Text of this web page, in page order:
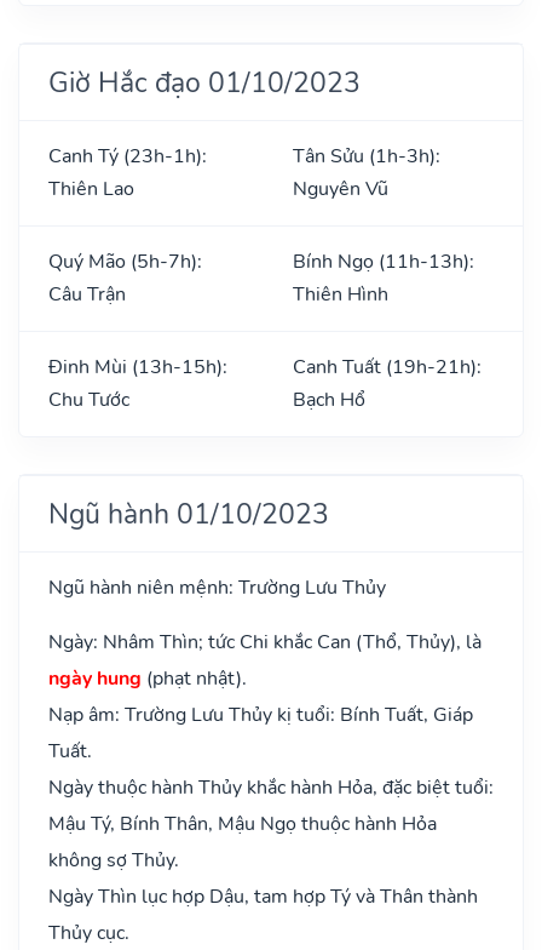
Giờ Hắc đạo 01/10/2023
Canh Tý (23h-1h):
Thiên Lao
Tân Sửu (1h-3h):
Nguyên Vũ
Quý Mão (5h-7h):
Câu Trận
Bính Ngọ (11h-13h):
Thiên Hình
Đinh Mùi (13h-15h):
Chu Tước
Canh Tuất (19h-21h):
Bạch Hổ
Ngũ hành 01/10/2023
Ngũ hành niên mệnh: Trường Lưu Thủy
Ngày: Nhâm Thìn; tức Chi khắc Can (Thổ, Thủy), là
ngày hung (phạt nhật).
Nạp âm: Trường Lưu Thủy kị tuổi: Bính Tuất, Giáp
Tuất.
Ngày thuộc hành Thủy khắc hành Hỏa, đặc biệt tuổi:
Mậu Tý, Bính Thân, Mậu Ngọ thuộc hành Hỏa
không sợ Thủy.
Ngày Thìn lục hợp Dậu, tam hợp Tý và Thân thành
Thủy cục.